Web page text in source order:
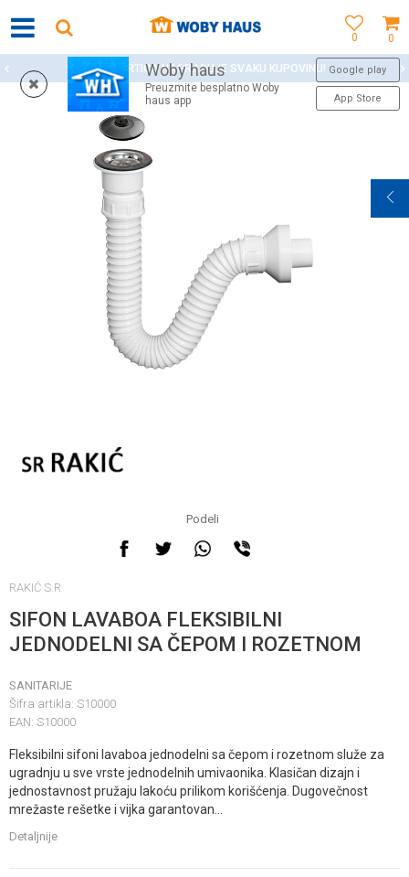
0
0
Woby haus
Preuzmite besplatno Woby
haus app
Google play
App Store
WOBY KARTICA NAGRAĐUJE SVAKU KUPOVINU!
Podeli
RAKIĆ S.R
SIFON LAVABOA FLEKSIBILNI
JEDNODELNI SA ČEPOM I ROZETNOM
SANITARIJE
Šifra artikla: S10000
EAN: S10000
Fleksibilni sifoni lavaboa jednodelni sa čepom i rozetnom služe za
ugradnju u sve vrste jednodelnih umivaonika. Klasičan dizajn i
jednostavnost pružaju lakoću prilikom korišćenja. Dugovečnost
mrežaste rešetke i vijka garantovan
Detaljnije